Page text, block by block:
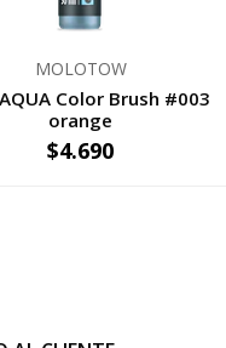
MOLOTOW
Color Brush #003
orange
+
$4.690